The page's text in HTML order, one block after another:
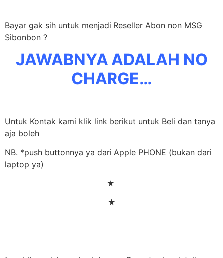
Bayar gak sih untuk menjadi Reseller Abon non MSG
Sibonbon ?
JAWABNYA ADALAH NO
CHARGE…
Untuk Kontak kami klik link berikut untuk Beli dan tanya
aja boleh
NB. *push buttonnya ya dari Apple PHONE (bukan dari
laptop ya)
★
★